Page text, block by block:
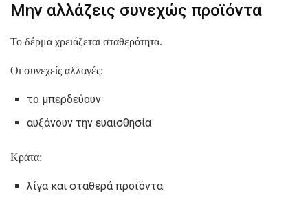
Μην αλλάζεις συνεχώς προϊόντα
Το δέρμα χρειάζεται σταθερότητα.
Οι συνεχείς αλλαγές:
το μπερδεύουν
αυξάνουν την ευαισθησία
Κράτα:
λίγα και σταθερά προϊόντα